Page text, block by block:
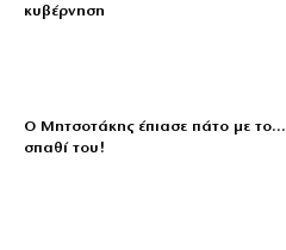
κυβέρνηση
Ο Μητσοτάκης έπιασε πάτο με το…
σπαθί του!